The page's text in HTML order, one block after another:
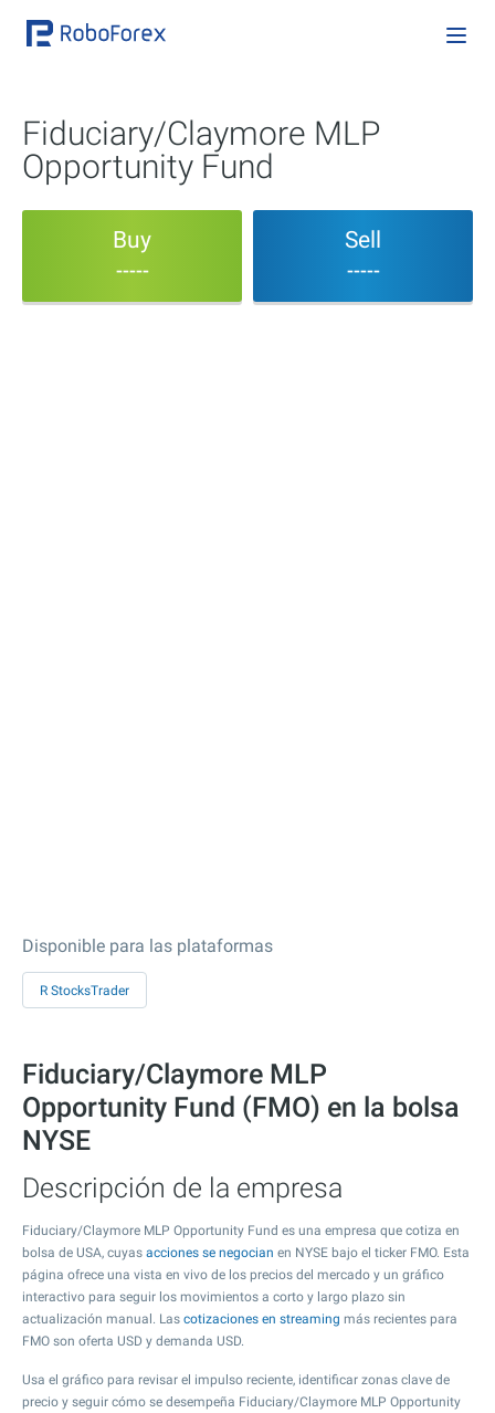
Fiduciary/Claymore MLP
Opportunity Fund
Buy
-----
Sell
-----
Disponible para las plataformas
R StocksTrader
Fiduciary/Claymore MLP
Opportunity Fund (FMO) en la bolsa
NYSE
Descripción de la empresa
Fiduciary/Claymore MLP Opportunity Fund es una empresa que cotiza en
bolsa de USA, cuyas acciones se negocian en NYSE bajo el ticker FMO. Esta
página ofrece una vista en vivo de los precios del mercado y un gráfico
interactivo para seguir los movimientos a corto y largo plazo sin
actualización manual. Las cotizaciones en streaming más recientes para
FMO son oferta USD y demanda USD.
Usa el gráfico para revisar el impulso reciente, identificar zonas clave de
precio y seguir cómo se desempeña Fiduciary/Claymore MLP Opportunity